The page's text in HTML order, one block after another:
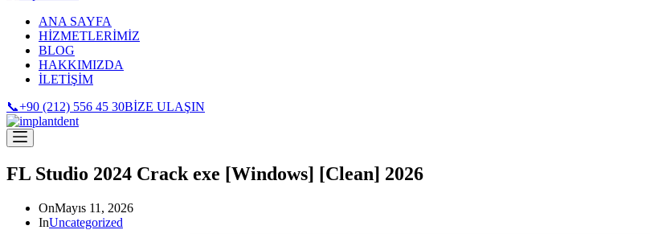
ANA SAYFA
HİZMETLERİMİZ
BLOG
HAKKIMIZDA
İLETİŞİM
📞+90 (212) 556 45 30BİZE ULAŞIN
FL Studio 2024 Crack exe [Windows] [Clean] 2026
OnMayıs 11, 2026
InUncategorized